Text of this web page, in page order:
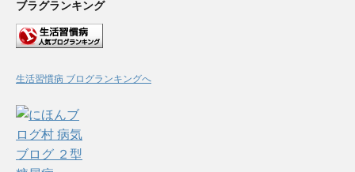
カ
ブ
ブラグランキング
生活習慣病 ブログランキングへ